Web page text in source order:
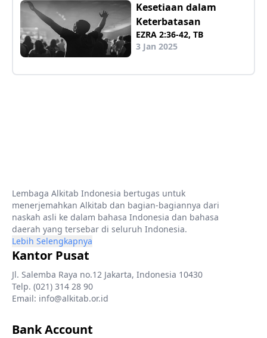
Kesetiaan dalam
Keterbatasan
EZRA 2:36-42, TB
3 Jan 2025
Lembaga Alkitab Indonesia bertugas untuk
menerjemahkan Alkitab dan bagian-bagiannya dari
naskah asli ke dalam bahasa Indonesia dan bahasa
daerah yang tersebar di seluruh Indonesia.
Lebih Selengkapnya
Kantor Pusat
Jl. Salemba Raya no.12 Jakarta, Indonesia 10430
Telp. (021) 314 28 90
Email: info@alkitab.or.id
Bank Account